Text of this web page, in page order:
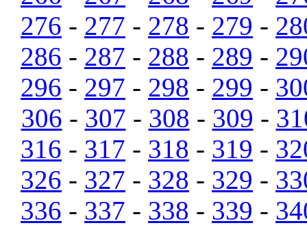
276 - 277 - 278 - 279 -
286 - 287 - 288 - 289 -
296 - 297 - 298 - 299 -
306 - 307 - 308 - 309 -
316 - 317 - 318 - 319 -
326 - 327 - 328 - 329 -
336 - 337 - 338 - 339 -